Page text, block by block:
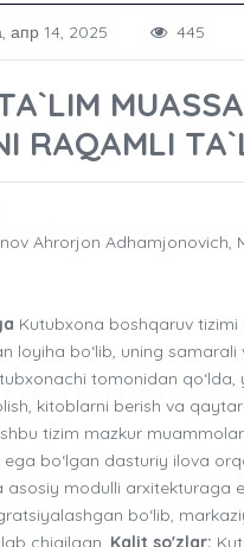
апр 14, 2025 445
RAQAMLI
Ahrorjon Adhamjonovich,
Kutubxona boshqaruv
loyiha bo‘lib, uning
tomonidan
kitoblarni berish va
tizim mazkur
ega bo‘lgan dasturiy ilova
asosiy modulli arxitekturaga
bo‘lib,
chiqilgan. Kalit so'zlar: